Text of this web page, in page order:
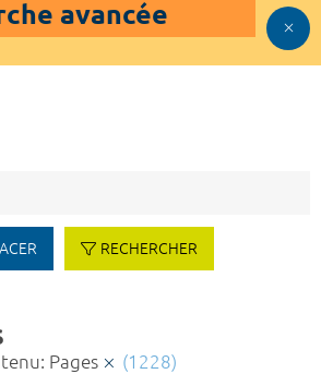
avancée
RECHERCHER
Pages (1228)